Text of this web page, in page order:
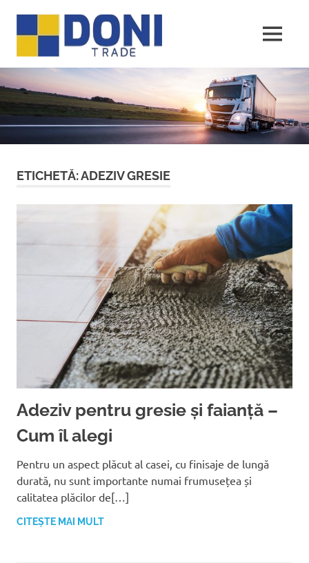
conținut
MENU
ETICHETĂ:ADEZIV GRESIE
Adeziv pentru gresie și faianță –
Cum îl alegi
Pentru un aspect plăcut al casei, cu finisaje de lungă
durată, nu sunt importante numai frumusețea și
calitatea plăcilor de[…]
CITEȘTE MAI MULT